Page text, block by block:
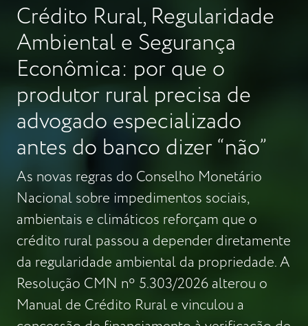
Crédito Rural, Regularidade
Ambiental e Segurança
Econômica: por que o
produtor rural precisa de
advogado especializado
antes do banco dizer “não”
As novas regras do Conselho Monetário
Nacional sobre impedimentos sociais,
ambientais e climáticos reforçam que o
crédito rural passou a depender diretamente
da regularidade ambiental da propriedade. A
Resolução CMN nº 5.303/2026 alterou o
Manual de Crédito Rural e vinculou a